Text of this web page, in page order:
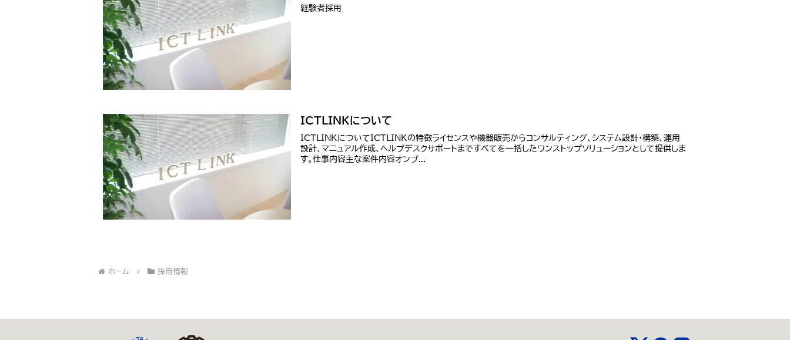
経験者採用
ICTLINKについて
ICTLINKについてICTLINKの特徴ライセンスや機器販売からコンサルティング、システム設計・構築、運用
設計、マニュアル作成、ヘルプデスクサポートまですべてを一括したワンストップソリューションとして提供しま
す。仕事内容主な案件内容オンプ...
ホーム 採用情報